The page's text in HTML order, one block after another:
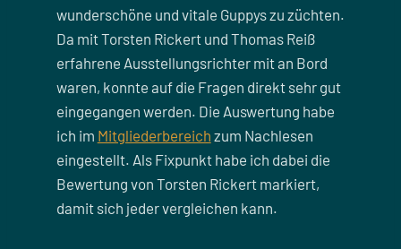
wunderschöne und vitale Guppys zu züchten.
Da mit Torsten Rickert und Thomas Reiß
erfahrene Ausstellungsrichter mit an Bord
waren, konnte auf die Fragen direkt sehr gut
eingegangen werden. Die Auswertung habe
ich im Mitgliederbereich zum Nachlesen
eingestellt. Als Fixpunkt habe ich dabei die
Bewertung von Torsten Rickert markiert,
damit sich jeder vergleichen kann.